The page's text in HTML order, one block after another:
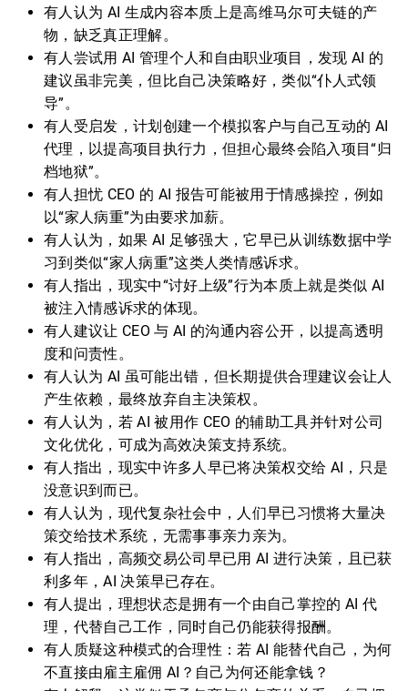
有人认为 AI 生成内容本质上是高维马尔可夫链的产
物，缺乏真正理解。
有人尝试用 AI 管理个人和自由职业项目，发现 AI 的
建议虽非完美，但比自己决策略好，类似“仆人式领
导”。
有人受启发，计划创建一个模拟客户与自己互动的 AI
代理，以提高项目执行力，但担心最终会陷入项目“归
档地狱”。
有人担忧 CEO 的 AI 报告可能被用于情感操控，例如
以“家人病重”为由要求加薪。
有人认为，如果 AI 足够强大，它早已从训练数据中学
习到类似“家人病重”这类人类情感诉求。
有人指出，现实中“讨好上级”行为本质上就是类似 AI
被注入情感诉求的体现。
有人建议让 CEO 与 AI 的沟通内容公开，以提高透明
度和问责性。
有人认为 AI 虽可能出错，但长期提供合理建议会让人
产生依赖，最终放弃自主决策权。
有人认为，若 AI 被用作 CEO 的辅助工具并针对公司
文化优化，可成为高效决策支持系统。
有人指出，现实中许多人早已将决策权交给 AI，只是
没意识到而已。
有人认为，现代复杂社会中，人们早已习惯将大量决
策交给技术系统，无需事事亲力亲为。
有人指出，高频交易公司早已用 AI 进行决策，且已获
利多年，AI 决策早已存在。
有人提出，理想状态是拥有一个由自己掌控的 AI 代
理，代替自己工作，同时自己仍能获得报酬。
有人质疑这种模式的合理性：若 AI 能替代自己，为何
不直接由雇主雇佣 AI？自己为何还能拿钱？